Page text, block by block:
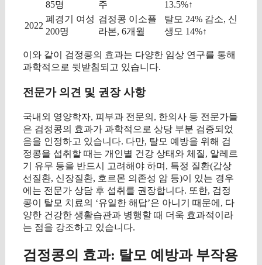
85명
주
13.5%↑
2022
폐경기 여성
200명
검정콩 이소플
라본, 6개월
탈모 24% 감소, 신
생모 14%↑
이와 같이 검정콩의 효과는 다양한 임상 연구를 통해
과학적으로 뒷받침되고 있습니다.
전문가 의견 및 권장 사항
국내외 영양학자, 피부과 전문의, 한의사 등 전문가들
은 검정콩의 효과가 과학적으로 상당 부분 검증되었
음을 인정하고 있습니다. 다만, 탈모 예방을 위해 검
정콩을 섭취할 때는 개인별 건강 상태와 체질, 알레르
기 유무 등을 반드시 고려해야 하며, 특정 질환(갑상
선질환, 신장질환, 호르몬 의존성 암 등)이 있는 경우
에는 전문가 상담 후 섭취를 권장합니다. 또한, 검정
콩이 탈모 치료의 ‘유일한 해답’은 아니기 때문에, 다
양한 건강한 생활습관과 병행할 때 더욱 효과적이라
는 점을 강조하고 있습니다.
검정콩의 효과: 탈모 예방과 부작용